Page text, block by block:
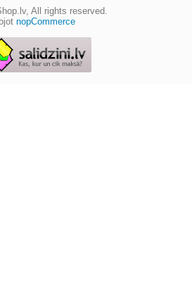
, All rights reserved.
nopCommerce